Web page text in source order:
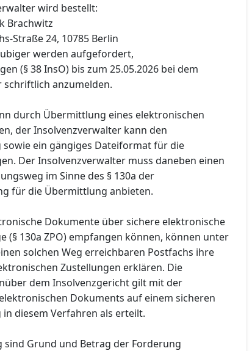
wird bestellt:
Brachwitz
Straße 24, 10785 Berlin
werden aufgefordert,
(§ 38 InsO) bis zum 25.05.2026 bei dem
anzumelden.
durch Übermittlung eines elektronischen
der Insolvenzverwalter kann den
ein gängiges Dateiformat für die
Der Insolvenzverwalter muss daneben einen
im Sinne des § 130a der
für die Übermittlung anbieten.
Dokumente über sichere elektronische
(§ 130a ZPO) empfangen können, können unter
solchen Weg erreichbaren Postfachs ihre
Zustellungen erklären. Die
dem Insolvenzgericht gilt mit der
Dokuments auf einem sicheren
diesem Verfahren als erteilt.
sind Grund und Betrag der Forderung